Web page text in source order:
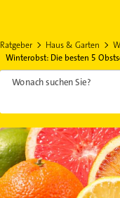
Ratgeber Haus & Garten
Winterobst: Die besten 5
Wonach suchen Sie?